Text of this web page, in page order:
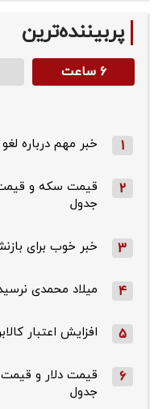
پربیننده‌ترین
۶ ساعت
1 خبر مهم درباره
2
جدول
3 خبر خوب برای
4 میلاد محمدی
5 افزایش اعتبار
6
جدول